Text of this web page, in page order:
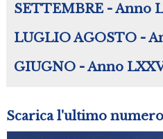
SETTEMBRE - Anno
LUGLIO AGOSTO -
GIUGNO - Anno
Scarica l'ultimo numero